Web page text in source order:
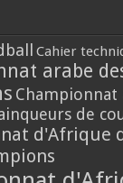
Cahier
arabe
Championnat
de
d'Afrique